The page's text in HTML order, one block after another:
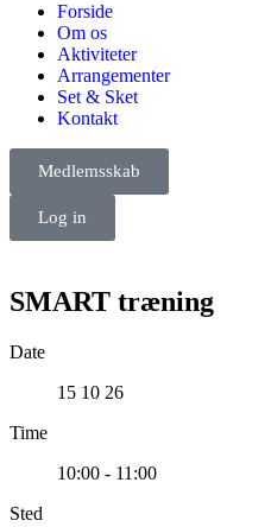
Forside
Om os
Aktiviteter
Arrangementer
Set & Sket
Kontakt
Medlemsskab
Log in
SMART træning
Date
15 10 26
Time
10:00 - 11:00
Sted